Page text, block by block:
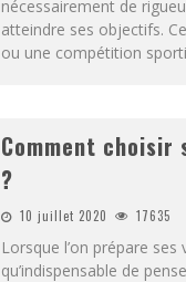
nécessairement de
atteindre ses objectifs.
ou une compétition
Comment choisir
?
10 juillet 2020 17635
Lorsque l’on prépare
qu’indispensable de